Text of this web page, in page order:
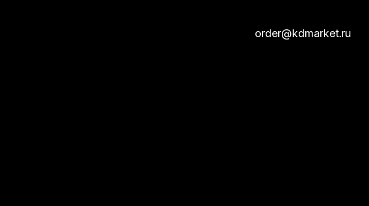
order@kdmarket.ru